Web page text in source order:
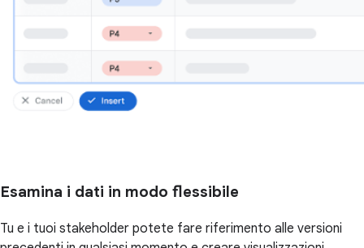
Esamina i dati in modo flessibile
Tu e i tuoi stakeholder potete fare riferimento alle versioni